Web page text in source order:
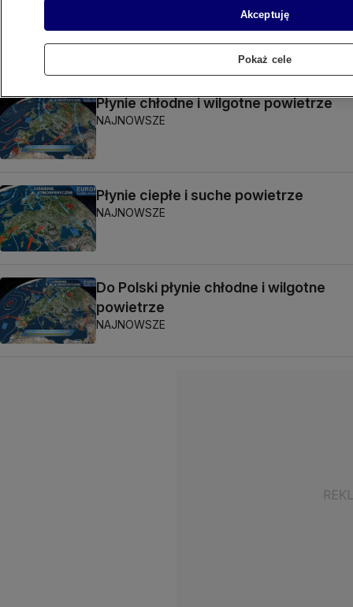
Przez Polskę przechodzi deszczowy
front
NAJNOWSZE
Płynie chłodne i wilgotne powietrze
NAJNOWSZE
Płynie ciepłe i suche powietrze
NAJNOWSZE
Do Polski płynie chłodne i wilgotne
powietrze
NAJNOWSZE
Akceptuję
Pokaż cele